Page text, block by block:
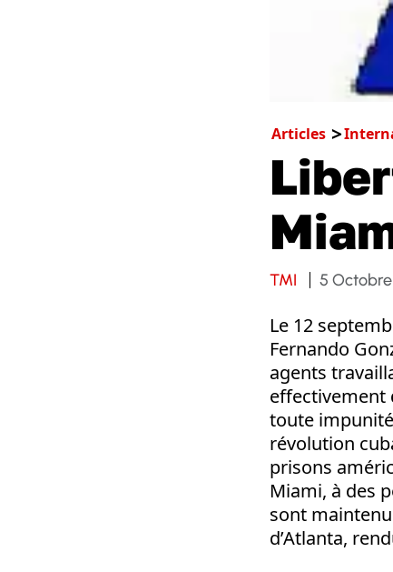
Articles
TMI 5
Le 12
Fernando
agents
effectivement
toute
révolution
prisons
Miami, à des
sont
d’Atlanta,